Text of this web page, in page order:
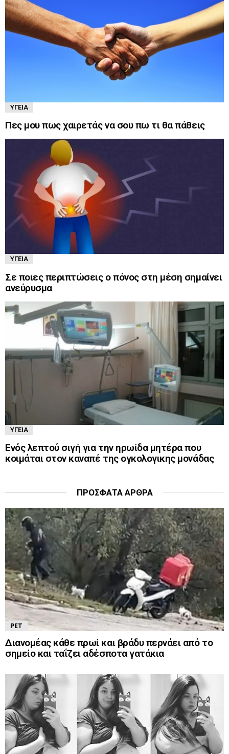
ΥΓΕΊΑ
Πες μου πως χαιρετάς να σου πω τι θα πάθεις
ΥΓΕΊΑ
Σε ποιες περιπτώσεις ο πόνος στη μέση σημαίνει
ανεύρυσμα
ΥΓΕΊΑ
Ενός λεπτού σιγή για την ηρωίδα μητέρα που
κοιμάται στον καναπέ της ογκολογικης μονάδας
ΠΡΌΣΦΑΤΑ ΆΡΘΡΑ
PET
Διανομέας κάθε πρωί και βράδυ περνάει από το
σημείο και ταΐζει αδέσποτα γατάκια